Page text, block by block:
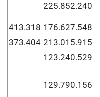
225.852.240
413.318 176.627.548
373.404 213.015.915
123.240.529
129.790.156